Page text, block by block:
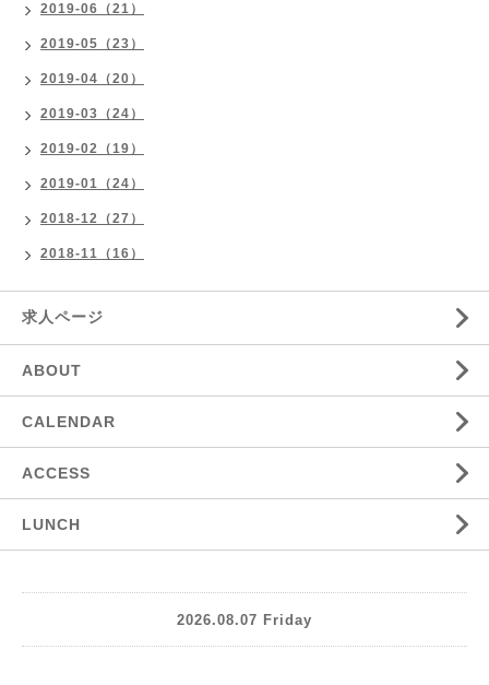
2019-06（21）
2019-05（23）
2019-04（20）
2019-03（24）
2019-02（19）
2019-01（24）
2018-12（27）
2018-11（16）
求人ページ
ABOUT
CALENDAR
ACCESS
LUNCH
2026.08.07 Friday